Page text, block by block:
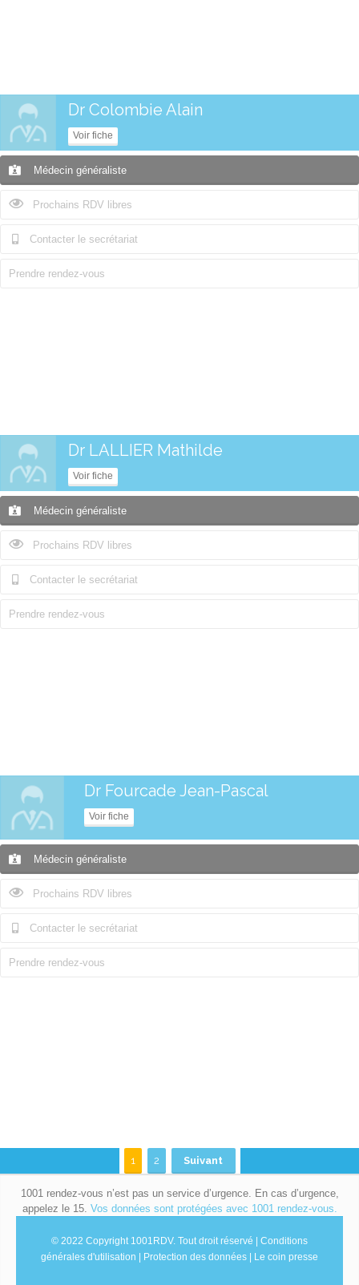
Dr Colombie Alain
Voir fiche
Médecin généraliste
Prochains RDV libres
Contacter le secrétariat
Prendre rendez-vous
Dr LALLIER Mathilde
Voir fiche
Médecin généraliste
Prochains RDV libres
Contacter le secrétariat
Prendre rendez-vous
Dr Fourcade Jean-Pascal
Voir fiche
Médecin généraliste
Prochains RDV libres
Contacter le secrétariat
Prendre rendez-vous
1 2 Suivant
1001 rendez-vous n’est pas un service d’urgence. En cas d’urgence,
appelez le 15. Vos données sont protégées avec 1001 rendez-vous.
© 2022 Copyright 1001RDV. Tout droit réservé | Conditions
générales d'utilisation | Protection des données | Le coin presse